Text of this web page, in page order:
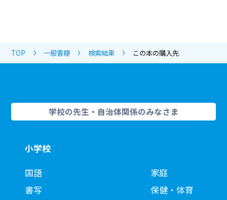
TOP 一般書籍 検索結果 この本の購入先
学校の先生・自治体関係のみなさま
小学校
国語
書写
家庭
保健・体育